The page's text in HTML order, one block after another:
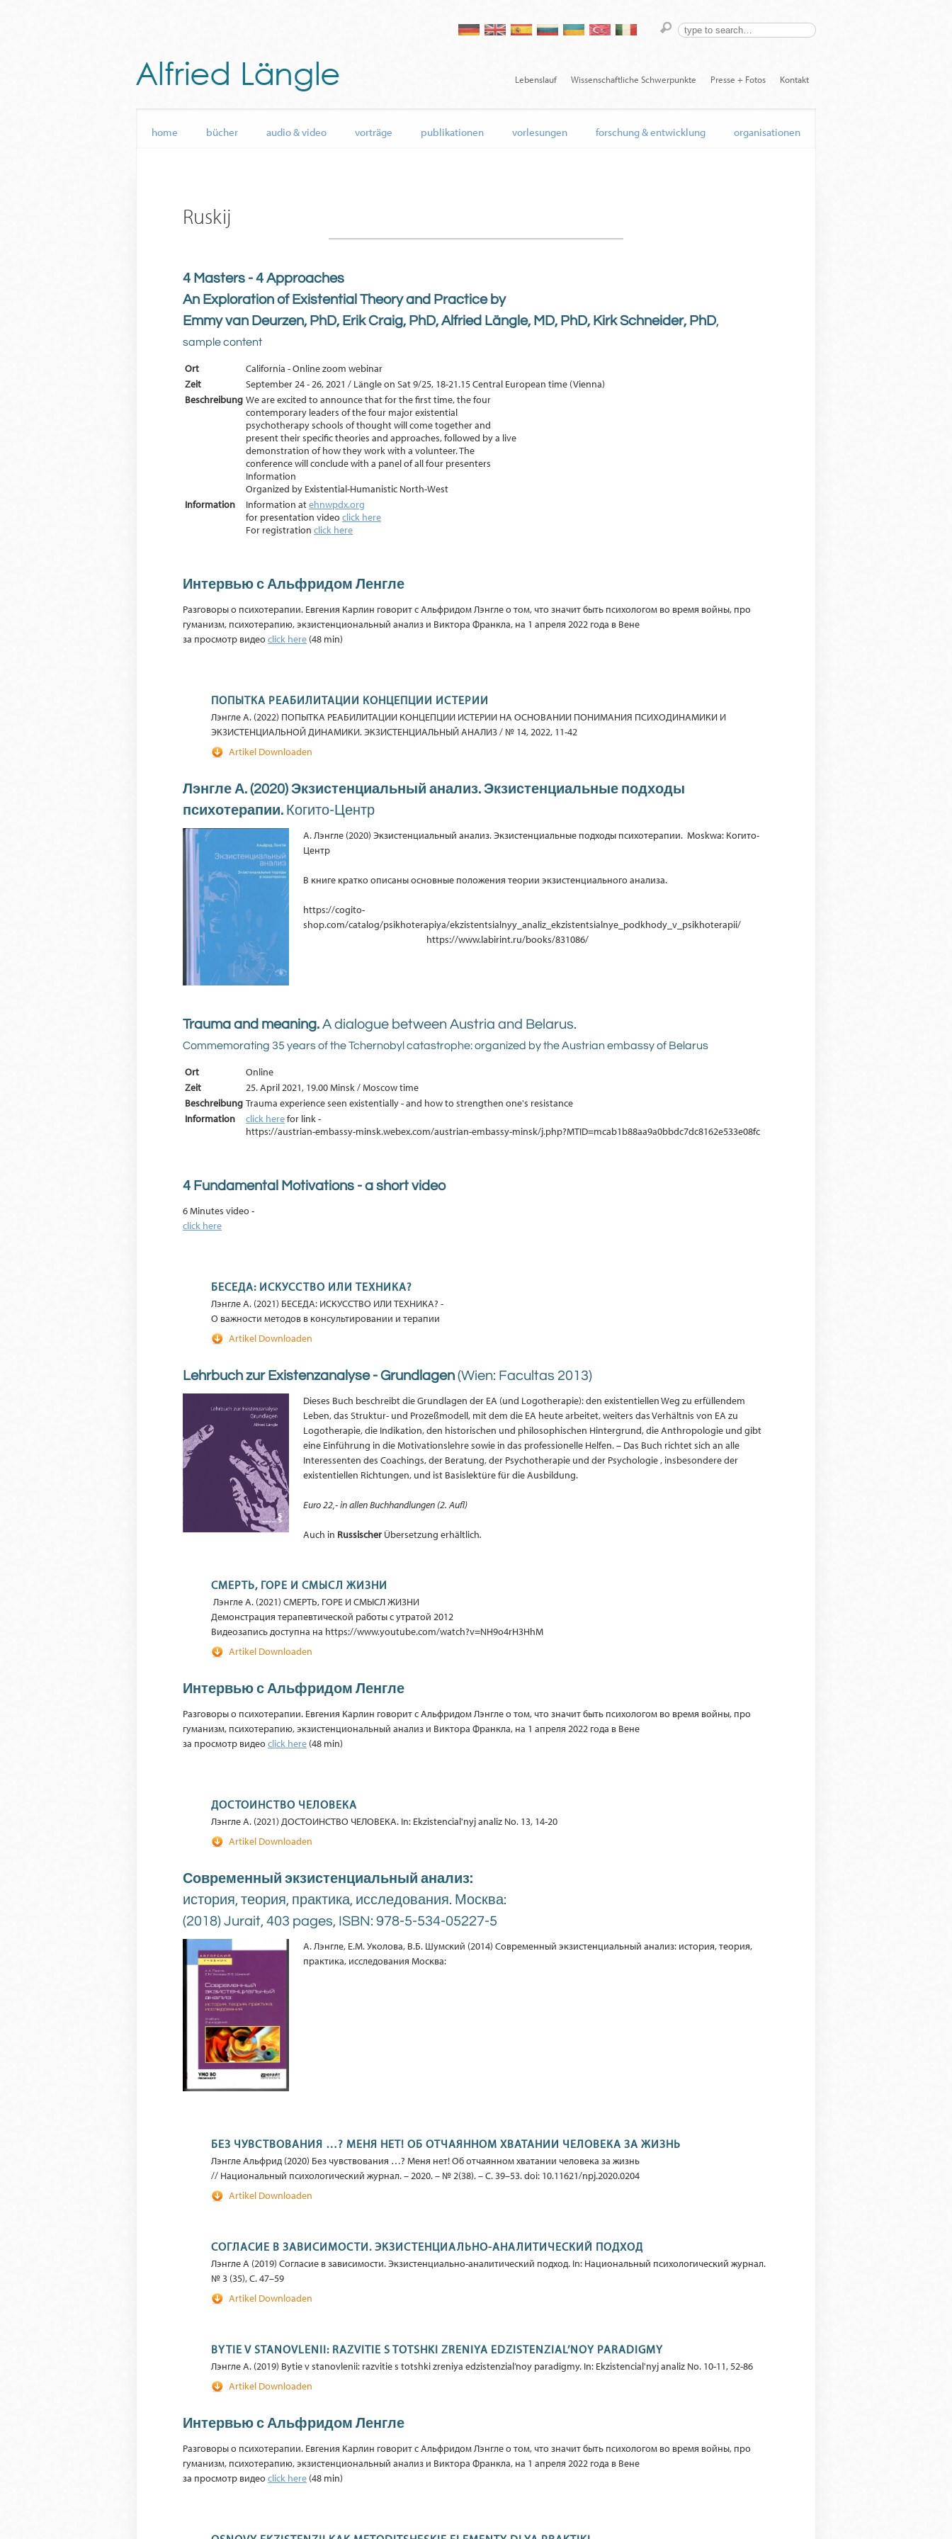
Lebenslauf Wissenschaftliche Schwerpunkte Presse + Fotos Kontakt
home bücher audio & video vorträge publikationen vorlesungen forschung & entwicklung organisationen
Ruskij
4 Masters - 4 Approaches
An Exploration of Existential Theory and Practice by
Emmy van Deurzen, PhD, Erik Craig, PhD, Alfried Längle, MD, PhD, Kirk Schneider, PhD,
sample content
Ort
California - Online zoom webinar
Zeit
September 24 - 26, 2021 / Längle on Sat 9/25, 18-21.15 Central European time (Vienna)
Beschreibung We are excited to announce that for the first time, the four
contemporary leaders of the four major existential
psychotherapy schools of thought will come together and
present their specific theories and approaches, followed by a live
demonstration of how they work with a volunteer. The
conference will conclude with a panel of all four presenters
Information
Organized by Existential-Humanistic North-West
Information
Information atehnwpdx.org
for presentation videoclick here
For registration click here
Интервью с Альфридом Ленгле
Разговоры о психотерапии. Евгения Карлин говорит с Альфридом Лэнгле о том, что значит быть психологом во время войны, про
гуманизм, психотерапию, экзистенциональный анализ и Виктора Франкла, на 1 апреля 2022 года в Вене
за просмотр видеоclick here (48 min)
ПОПЫТКА РЕАБИЛИТАЦИИ КОНЦЕПЦИИ ИСТЕРИИ
Лэнгле A. (2022) ПОПЫТКА РЕАБИЛИТАЦИИ КОНЦЕПЦИИ ИСТЕРИИ НА ОСНОВАНИИ ПОНИМАНИЯ ПСИХОДИНАМИКИ И
ЭКЗИСТЕНЦИАЛЬНОЙ ДИНАМИКИ. ЭКЗИСТЕНЦИАЛЬНЫЙ АНАЛИЗ / № 14, 2022, 11-42
Artikel Downloaden
Лэнгле А. (2020) Экзистенциальный анализ. Экзистенциальные подходы
психотерапии. Когито-Центр
А. Лэнгле (2020) Экзистенциальный анализ. Экзистенциальные подходы психотерапии. Moskwa: Когито-
Центр
В книге кратко описаны основные положения теории экзистенциального анализа.
https://cogito-
shop.com/catalog/psikhoterapiya/ekzistentsialnyy_analiz_ekzistentsialnye_podkhody_v_psikhoterapii/
https://www.labirint.ru/books/831086/
Trauma and meaning. A dialogue between Austria and Belarus.
Commemorating 35 years of the Tchernobyl catastrophe: organized by the Austrian embassy of Belarus
Ort
Online
Zeit
25. April 2021, 19.00 Minsk / Moscow time
Beschreibung Trauma experience seen existentially - and how to strengthen one's resistance
Information
click herefor link -
https://austrian-embassy-minsk.webex.com/austrian-embassy-minsk/j.php?MTID=mcab1b88aa9a0bbdc7dc8162e533e08fc
4 Fundamental Motivations - a short video
6 Minutes video -
click here
БЕСЕДА: ИСКУССТВО ИЛИ ТЕХНИКА?
Лэнгле A. (2021) БЕСЕДА: ИСКУССТВО ИЛИ ТЕХНИКА? -
О важности методов в консультировании и терапии
Artikel Downloaden
Lehrbuch zur Existenzanalyse - Grundlagen (Wien: Facultas 2013)
Dieses Buch beschreibt die Grundlagen der EA (und Logotherapie): den existentiellen Weg zu erfüllendem
Leben, das Struktur- und Prozeßmodell, mit dem die EA heute arbeitet, weiters das Verhältnis von EA zu
Logotherapie, die Indikation, den historischen und philosophischen Hintergrund, die Anthropologie und gibt
eine Einführung in die Motivationslehre sowie in das professionelle Helfen. – Das Buch richtet sich an alle
Interessenten des Coachings, der Beratung, der Psychotherapie und der Psychologie , insbesondere der
existentiellen Richtungen, und ist Basislektüre für die Ausbildung.
Euro 22,- in allen Buchhandlungen (2. Aufl)
Auch in Russischer Übersetzung erhältlich.
СМЕРТЬ, ГОРЕ И СМЫСЛ ЖИЗНИ
Лэнгле A. (2021) СМЕРТЬ, ГОРЕ И СМЫСЛ ЖИЗНИ
Демонстрация терапевтической работы с утратой 2012
Видеозапись доступна на https://www.youtube.com/watch?v=NH9o4rH3HhM
Artikel Downloaden
Интервью с Альфридом Ленгле
Разговоры о психотерапии. Евгения Карлин говорит с Альфридом Лэнгле о том, что значит быть психологом во время войны, про
гуманизм, психотерапию, экзистенциональный анализ и Виктора Франкла, на 1 апреля 2022 года в Вене
за просмотр видеоclick here (48 min)
ДОСТОИНСТВО ЧЕЛОВЕКА
Лэнгле A. (2021) ДОСТОИНСТВО ЧЕЛОВЕКА. In: Ekzistencial'nyj analiz No. 13, 14-20
Artikel Downloaden
Современный экзистенциальный анализ:
история, теория, практика, исследования. Москва:
(2018) Jurait, 403 pages, ISBN: 978-5-534-05227-5
А. Лэнгле, Е.М. Уколова, В.Б. Шумский (2014) Современный экзистенциальный анализ: история, теория,
практика, исследования Москва:
БЕЗ ЧУВСТВОВАНИЯ …? МЕНЯ НЕТ! ОБ ОТЧАЯННОМ ХВАТАНИИ ЧЕЛОВЕКА ЗА ЖИЗНЬ
Лэнгле Альфрид (2020) Без чувствования …? Меня нет! Об отчаянном хватании человека за жизнь
// Национальный психологический журнал. – 2020. – № 2(38). – С. 39–53. doi: 10.11621/npj.2020.0204
Artikel Downloaden
СОГЛАСИЕ В ЗАВИСИМОСТИ. ЭКЗИСТЕНЦИАЛЬНО-АНАЛИТИЧЕСКИЙ ПОДХОД
Лэнгле А (2019) Согласие в зависимости. Экзистенциально-аналитический подход. In: Национальный психологический журнал.
№ 3 (35), С. 47–59
Artikel Downloaden
BYTIE V STANOVLENII: RAZVITIE S TOTSHKI ZRENIYA EDZISTENZIAL’NOY PARADIGMY
Лэнгле A. (2019) Bytie v stanovlenii: razvitie s totshki zreniya edzistenzial’noy paradigmy. In: Ekzistencial'nyj analiz No. 10-11, 52-86
Artikel Downloaden
Интервью с Альфридом Ленгле
Разговоры о психотерапии. Евгения Карлин говорит с Альфридом Лэнгле о том, что значит быть психологом во время войны, про
гуманизм, психотерапию, экзистенциональный анализ и Виктора Франкла, на 1 апреля 2022 года в Вене
за просмотр видеоclick here (48 min)